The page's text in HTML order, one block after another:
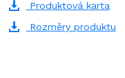
Produktová karta
Rozměry produktu